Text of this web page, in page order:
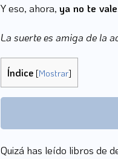
Y eso, ahora, ya no te
La suerte es amiga de la
Índice [Mostrar]
Quizá has leído libros de